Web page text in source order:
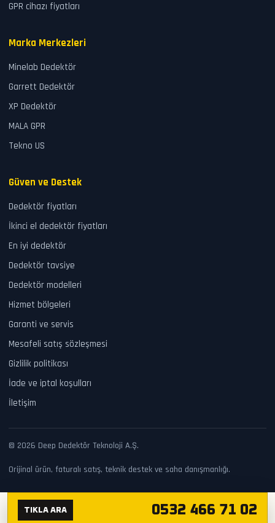
GPR cihazı fiyatları
Marka Merkezleri
Minelab Dedektör
Garrett Dedektör
XP Dedektör
MALA GPR
Tekno US
Güven ve Destek
Dedektör fiyatları
İkinci el dedektör fiyatları
En iyi dedektör
Dedektör tavsiye
Dedektör modelleri
Hizmet bölgeleri
Garanti ve servis
Mesafeli satış sözleşmesi
Gizlilik politikası
İade ve iptal koşulları
İletişim
© 2026 Deep Dedektör Teknoloji A.Ş.
Orijinal ürün, faturalı satış, teknik destek ve saha danışmanlığı.
TIKLA ARA 0532 466 71 02